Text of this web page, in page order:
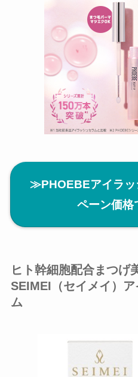
≫PHOEBEアイラッ
ペーン価格
ヒト幹細胞配合まつげ
SEIMEI（セイメイ）
ム